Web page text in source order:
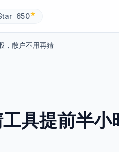
650★
，散户不用再猜
具提前半小